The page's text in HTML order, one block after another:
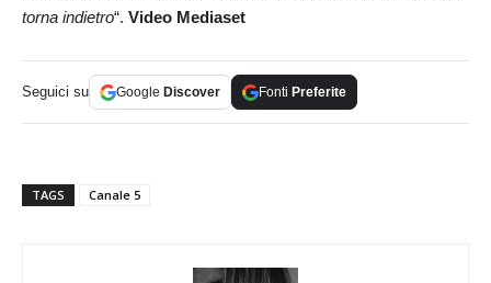
torna indietro“. Video Mediaset
Seguici su Google Discover Fonti Preferite
TAGS Canale 5